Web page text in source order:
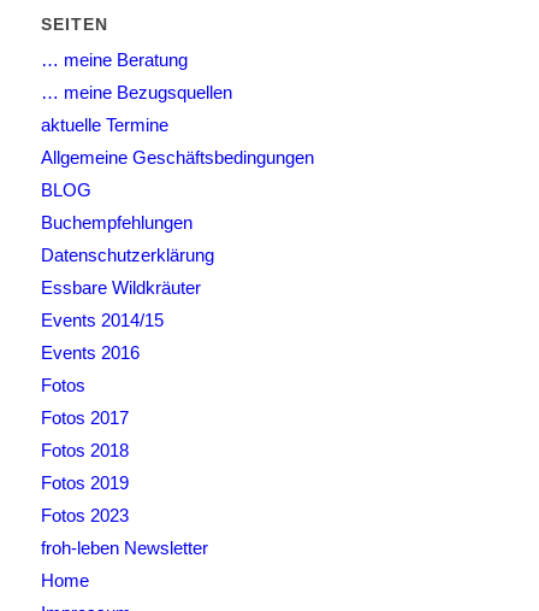
SEITEN
… meine Beratung
… meine Bezugsquellen
aktuelle Termine
Allgemeine Geschäftsbedingungen
BLOG
Buchempfehlungen
Datenschutzerklärung
Essbare Wildkräuter
Events 2014/15
Events 2016
Fotos
Fotos 2017
Fotos 2018
Fotos 2019
Fotos 2023
froh-leben Newsletter
Home